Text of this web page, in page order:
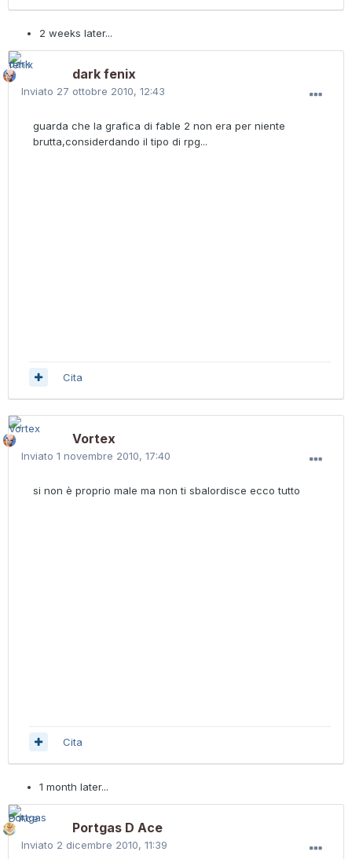
2 weeks later...
dark fenix
Inviato 27 ottobre 2010, 12:43
guarda che la grafica di fable 2 non era per niente
brutta,considerdando il tipo di rpg...
Cita
Vortex
Inviato 1 novembre 2010, 17:40
si non è proprio male ma non ti sbalordisce ecco tutto
Cita
1 month later...
Portgas D Ace
Inviato 2 dicembre 2010, 11:39